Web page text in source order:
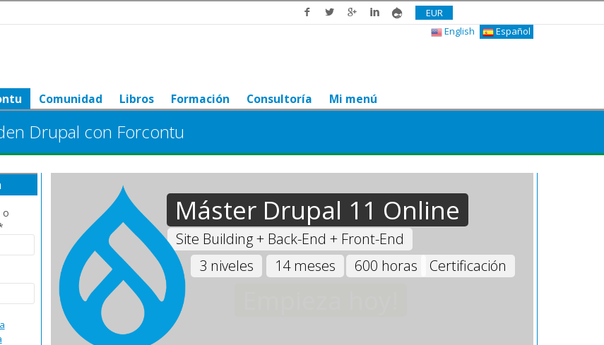
EUR
English
Español
Comunidad Libros Formación Consultoría Mi menú
Drupal con Forcontu
o
Máster Drupal 11 Online
Site Building + Back-End + Front-End
3 niveles
14 meses 600 horas Certificación